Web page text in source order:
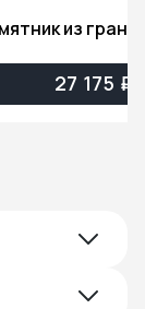
27 175 ₽